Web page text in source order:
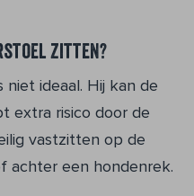
zitten?
ideaal. Hij kan de
extra risico door de
vastzitten op de
achter een hondenrek.